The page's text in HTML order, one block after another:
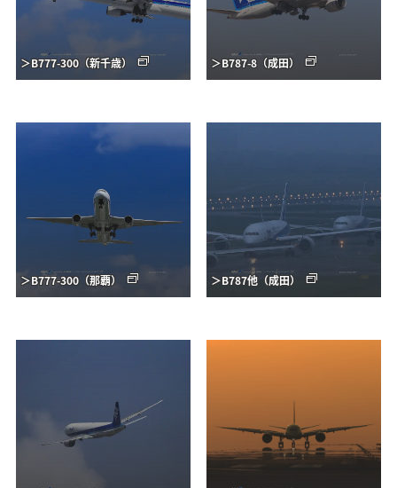
＞B777-300（新千歳） ＞B787-8（成田）
＞B777-300（那覇） ＞B787他（成田）